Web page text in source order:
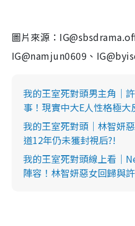
圖片來源：
IG@namjun0609、
我的王室死對頭男主角｜
事！現實中大E人性格極大
我的王室死對頭｜林智妍
道12年仍未獲封視后?!
我的王室死對頭線上看｜
陣容！林智妍惡女回歸與